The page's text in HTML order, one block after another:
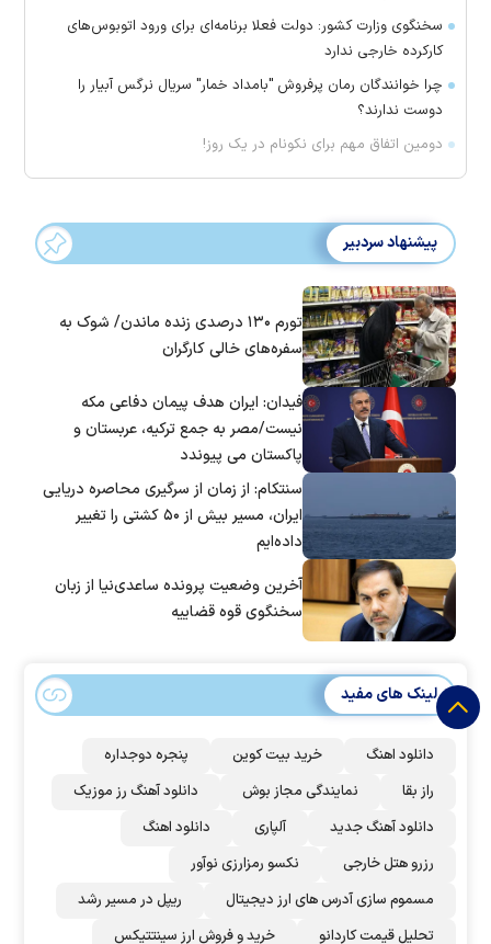
سخنگوی وزارت کشور: دولت فعلا برنامه‌ای برای ورود اتوبوس‌های
کارکرده خارجی ندارد
چرا خوانندگان رمان پرفروش "بامداد خمار" سریال نرگس آبیار را
دوست ندارند؟
دومین اتفاق مهم برای نکونام در یک روز!
پیشنهاد سردبیر
تورم ۱۳۰ درصدی زنده ماندن/ شوک به
سفره‌های خالی کارگران
فیدان: ایران هدف پیمان دفاعی مکه
نیست/مصر به جمع ترکیه، عربستان و
پاکستان می پیوندد
سنتکام: از زمان از سرگیری محاصره دریایی
ایران، مسیر بیش از ۵۰ کشتی را تغییر
داده‌ایم
آخرین وضعیت پرونده ساعدی‌نیا از زبان
سخنگوی قوه قضاییه
لینک های مفید
دانلود اهنگ خرید بیت کوین
پنجره دوجداره
راز بقا
نمایندگی مجاز بوش
دانلود آهنگ رز‌ موزیک
دانلود آهنگ جدید
آلپاری
دانلود اهنگ
رزرو هتل خارجی
نکسو رمزارزی نوآور
مسموم سازی آدرس های ارز دیجیتال
ریپل در مسیر رشد
تحلیل قیمت کاردانو
خرید و فروش ارز سینتتیکس